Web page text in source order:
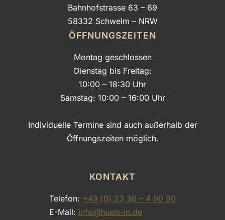
Bahnhofstrasse 63 – 69
58332 Schwelm – NRW
ÖFFNUNGSZEITEN
Montag geschlossen
Dienstag bis Freitag:
10:00 – 18:30 Uhr
Samstag: 10:00 – 16:00 Uhr
Individuelle Termine sind auch außerhalb der
Öffnungszeiten möglich.
KONTAKT
Telefon: +49 (0) 23 36 – 4 90 90
E-Mail: info@huels-in.de